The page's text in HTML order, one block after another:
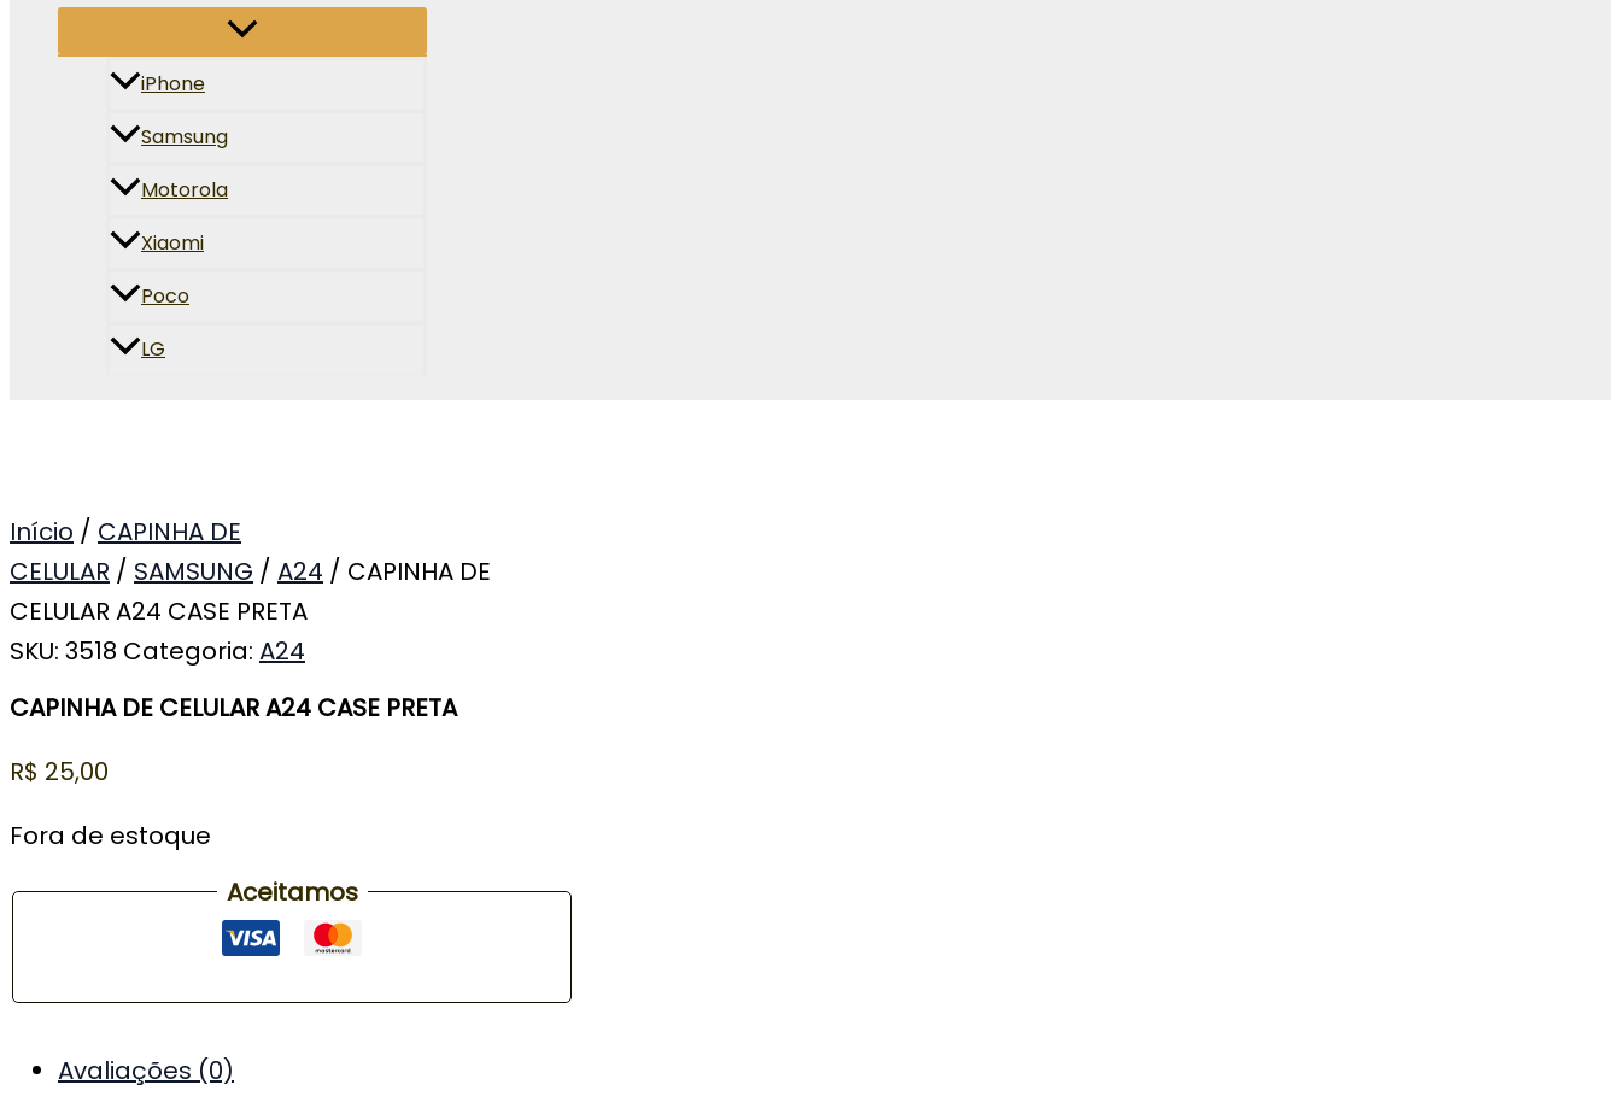
iPhone
Samsung
Motorola
Xiaomi
Poco
LG
Início / CAPINHA DE
CELULAR / SAMSUNG / A24 / CAPINHA DE
CELULAR A24 CASE PRETA
SKU: 3518 Categoria: A24
CAPINHA DE CELULAR A24 CASE PRETA
R$ 25,00
Fora de estoque
Aceitamos
Avaliações (0)